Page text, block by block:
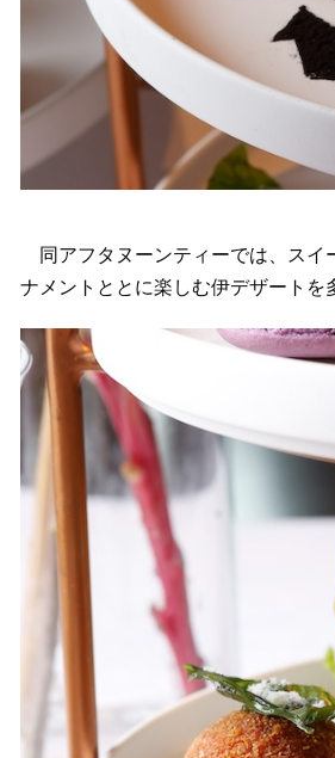
同アフタヌーンティーでは、スイ
ナメントととに楽しむ伊デザートを